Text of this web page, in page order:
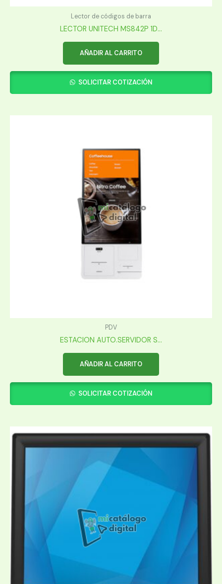
Lector de códigos de barra
LECTOR UNITECH MS842P 1D...
AÑADIR AL CARRITO
SOLICITAR COTIZACIÓN
PDV
ESTACION AUTO.SERVIDOR S...
AÑADIR AL CARRITO
SOLICITAR COTIZACIÓN